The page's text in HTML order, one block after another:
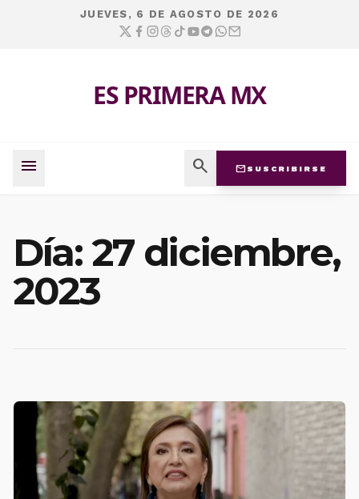
JUEVES, 6 DE AGOSTO DE 2026
ES PRIMERA MX
menu search mail SUSCRIBIRSE
Día:27 diciembre,
2023